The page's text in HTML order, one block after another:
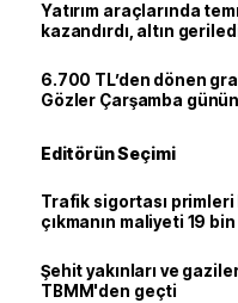
Yatırım araçlarında
kazandırdı, altın
6.700 TL’den dönen
Gözler Çarşamba
Editörün Seçimi
Trafik sigortası
çıkmanın maliyeti 19
Şehit yakınları ve
TBMM'den geçti